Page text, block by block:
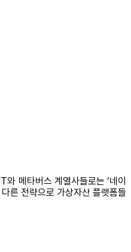
메타버스 계열사들로는 ‘네이
른 전략으로 가상자산 플랫폼들